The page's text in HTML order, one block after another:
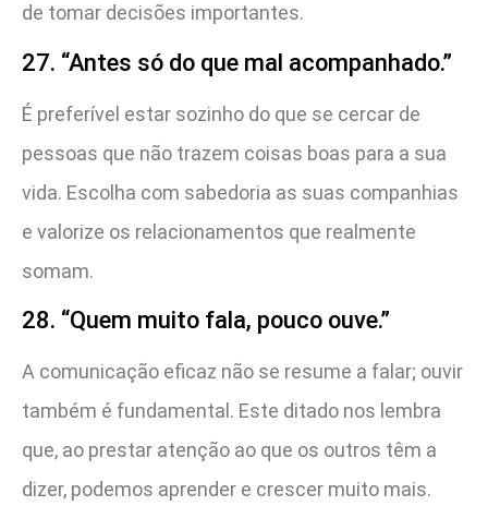
de tomar decisões importantes.
27. “Antes só do que mal acompanhado.”
É preferível estar sozinho do que se cercar de
pessoas que não trazem coisas boas para a sua
vida. Escolha com sabedoria as suas companhias
e valorize os relacionamentos que realmente
somam.
28. “Quem muito fala, pouco ouve.”
A comunicação eficaz não se resume a falar; ouvir
também é fundamental. Este ditado nos lembra
que, ao prestar atenção ao que os outros têm a
dizer, podemos aprender e crescer muito mais.